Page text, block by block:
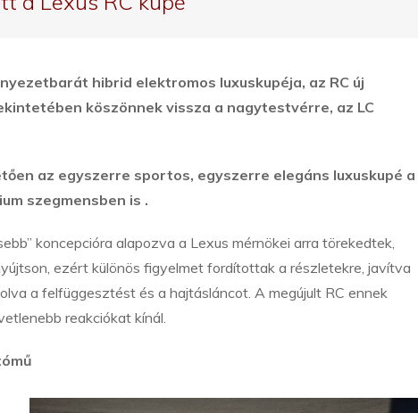
hibrid elektromos luxuskupéja, az RC új
köszönnek vissza a nagytestvérre, az LC
az egyszerre sportos, egyszerre elegáns luxuskupé a
szegmensben is .
koncepcióra alapozva a Lexus mérnökei arra törekedtek,
ezért különös figyelmet fordítottak a részletekre, javítva
a felfüggesztést és a hajtásláncot. A megújult RC ennek
reakciókat kínál.